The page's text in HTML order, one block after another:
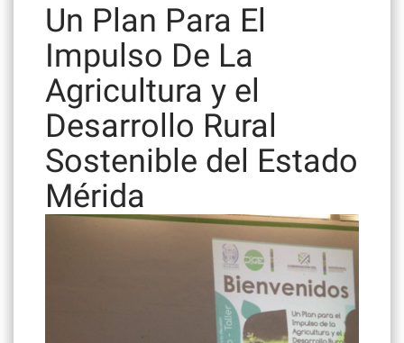
Un Plan Para El
Impulso De La
Agricultura y el
Desarrollo Rural
Sostenible del Estado
Mérida